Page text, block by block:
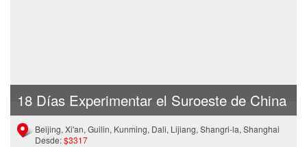
18 Días Experimentar el Suroeste de China
Beijing, Xi'an, Guilin, Kunming, Dali, Lijiang, Shangri-la, Shanghai
Desde:$3317